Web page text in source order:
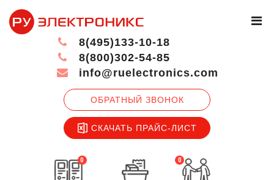
ОБРАТНЫЙ ЗВОНОК
СКАЧАТЬ ПРАЙС-ЛИСТ
8(495)133-10-18
8(800)302-54-85
info@ruelectronics.com
0 0